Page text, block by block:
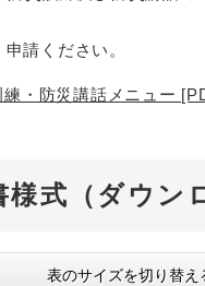
請ください。
練・防災講話メニュー
様式（ダウン
表のサイズを切り替え